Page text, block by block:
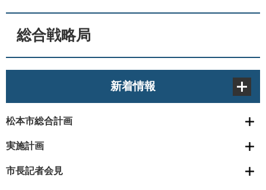
先
を
文
総合戦略局
新着情報
松本市総合計画
実施計画
市長記者会見